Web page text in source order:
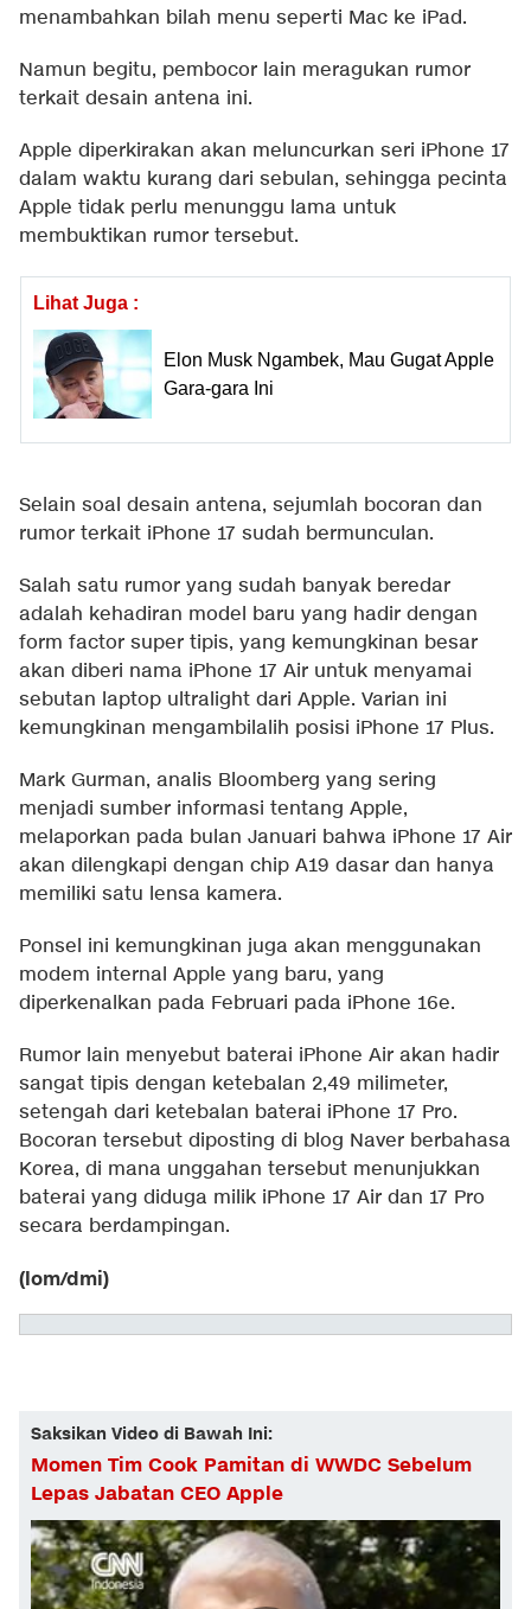
menambahkan bilah menu seperti Mac ke iPad.
Namun begitu, pembocor lain meragukan rumor
terkait desain antena ini.
Apple diperkirakan akan meluncurkan seri iPhone 17
dalam waktu kurang dari sebulan, sehingga pecinta
Apple tidak perlu menunggu lama untuk
membuktikan rumor tersebut.
Lihat Juga :
Elon Musk Ngambek, Mau Gugat Apple
Gara-gara Ini
Selain soal desain antena, sejumlah bocoran dan
rumor terkait iPhone 17 sudah bermunculan.
Salah satu rumor yang sudah banyak beredar
adalah kehadiran model baru yang hadir dengan
form factor super tipis, yang kemungkinan besar
akan diberi nama iPhone 17 Air untuk menyamai
sebutan laptop ultralight dari Apple. Varian ini
kemungkinan mengambilalih posisi iPhone 17 Plus.
Mark Gurman, analis Bloomberg yang sering
menjadi sumber informasi tentang Apple,
melaporkan pada bulan Januari bahwa iPhone 17 Air
akan dilengkapi dengan chip A19 dasar dan hanya
memiliki satu lensa kamera.
Ponsel ini kemungkinan juga akan menggunakan
modem internal Apple yang baru, yang
diperkenalkan pada Februari pada iPhone 16e.
Rumor lain menyebut baterai iPhone Air akan hadir
sangat tipis dengan ketebalan 2,49 milimeter,
setengah dari ketebalan baterai iPhone 17 Pro.
Bocoran tersebut diposting di blog Naver berbahasa
Korea, di mana unggahan tersebut menunjukkan
baterai yang diduga milik iPhone 17 Air dan 17 Pro
secara berdampingan.
(lom/dmi)
Saksikan Video di Bawah Ini:
Momen Tim Cook Pamitan di WWDC Sebelum
Lepas Jabatan CEO Apple